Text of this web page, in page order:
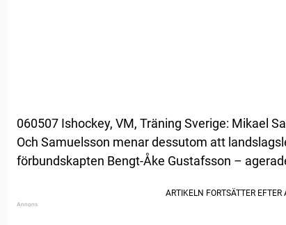
060507 Ishockey, VM, Träning Sverige: Mikael
Och Samuelsson menar dessutom att
förbundskapten Bengt-Åke Gustafsson –